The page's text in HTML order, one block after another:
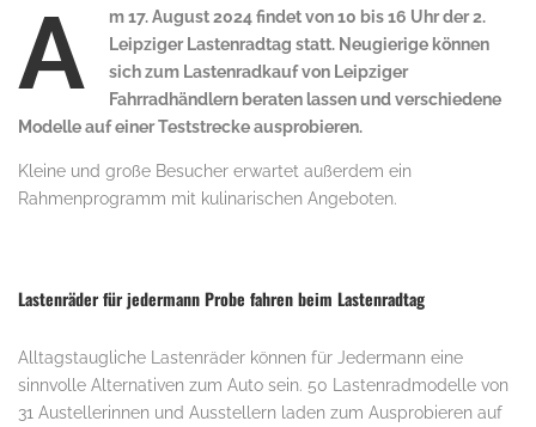
A
m 17. August 2024 findet von 10 bis 16 Uhr der 2.
Leipziger Lastenradtag statt. Neugierige können
sich zum Lastenradkauf von Leipziger
Fahrradhändlern beraten lassen und verschiedene
Modelle auf einer Teststrecke ausprobieren.
Kleine und große Besucher erwartet außerdem ein
Rahmenprogramm mit kulinarischen Angeboten.
Lastenräder für jedermann Probe fahren beim Lastenradtag
Alltagstaugliche Lastenräder können für Jedermann eine
sinnvolle Alternativen zum Auto sein. 50 Lastenradmodelle von
31 Austellerinnen und Ausstellern laden zum Ausprobieren auf